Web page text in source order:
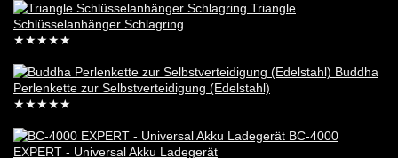
Triangle
Schlüsselanhänger Schlagring
★★★★★
Buddha
Perlenkette zur Selbstverteidigung (Edelstahl)
★★★★★
BC-4000
EXPERT - Universal Akku Ladegerät